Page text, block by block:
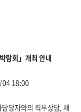
람회」개최 안내
18:00
당자와의 직무상담, 채